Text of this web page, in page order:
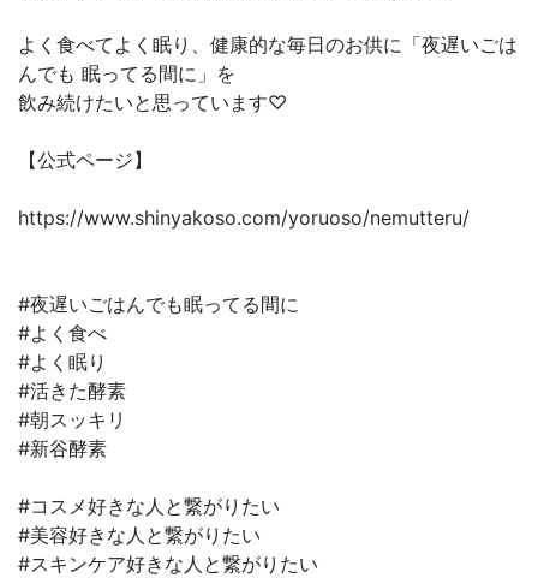
よく食べてよく眠り、健康的な毎日のお供に「夜遅いごは
んでも 眠ってる間に」を
飲み続けたいと思っています♡
【公式ページ】
https://www.shinyakoso.com/yoruoso/nemutteru/
#夜遅いごはんでも眠ってる間に
#よく食べ
#よく眠り
#活きた酵素
#朝スッキリ
#新谷酵素
#コスメ好きな人と繋がりたい
#美容好きな人と繋がりたい
#スキンケア好きな人と繋がりたい